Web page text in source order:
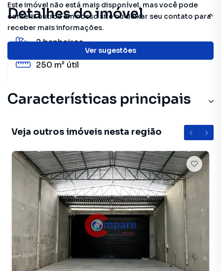
Este imóvel não está mais disponível, mas você pode
conferir outros em nosso site ou deixar seu contato para
receber mais informações.
Ver sugestões
Detalhes do imóvel
2banheiros
250 m² útil
Características principais
Veja outros imóveis nesta região